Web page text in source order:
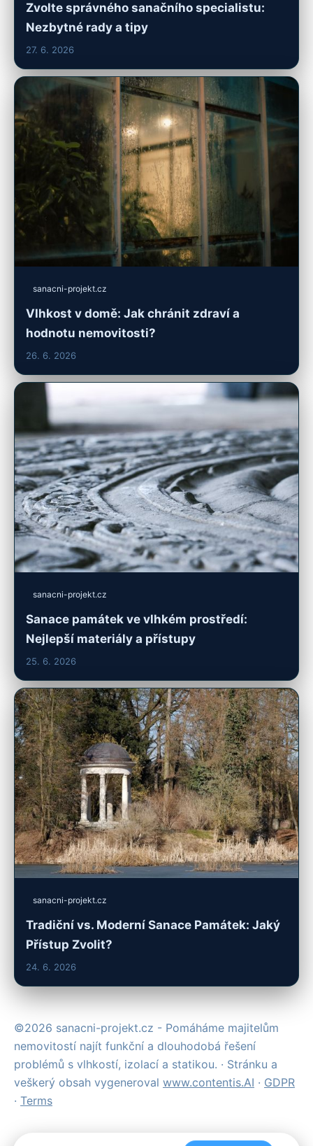
Zvolte správného sanačního specialistu:
Nezbytné rady a tipy
27. 6. 2026
sanacni-projekt.cz
Vlhkost v domě: Jak chránit zdraví a
hodnotu nemovitosti?
26. 6. 2026
sanacni-projekt.cz
Sanace památek ve vlhkém prostředí:
Nejlepší materiály a přístupy
25. 6. 2026
sanacni-projekt.cz
Tradiční vs. Moderní Sanace Památek: Jaký
Přístup Zvolit?
24. 6. 2026
©2026 sanacni-projekt.cz - Pomáháme majitelům
nemovitostí najít funkční a dlouhodobá řešení
problémů s vlhkostí, izolací a statikou. · Stránku a
veškerý obsah vygeneroval www.contentis.AI · GDPR
· Terms